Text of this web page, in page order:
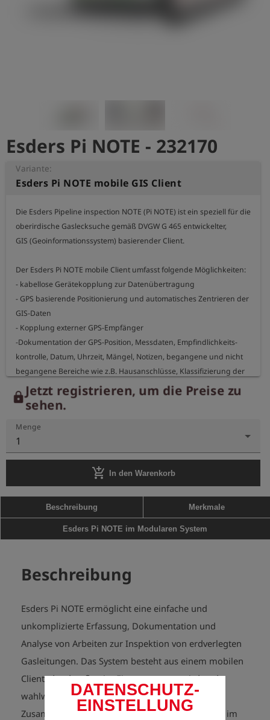
DATENSCHUTZ-
EINSTELLUNG
Esders Pi NOTE - 232170
Variante:
Esders Pi NOTE mobile GIS Client
Die Esders Pipeline inspection NOTE (Pi NOTE) ist ein speziell für die
oberirdische Gaslecksuche gemäß DVGW G 465 entwickelter,
GIS (Geoinformationssystem) basierender Client.
Der Esders Pi NOTE mobile Client umfasst folgende Möglichkeiten:
- kabellose Gerätekopplung zur Datenübertragung
- GPS basierende Positionierung und automatisches Zentrieren der
GIS-Daten
- Kopplung externer GPS-Empfänger
-Dokumentation der GPS-Position, Messdaten, Empfindlichkeits-
kontrolle, Datum, Uhrzeit, Mängel, Notizen, begangene und nicht
begangene Bereiche wie z.B. Hausanschlüsse, Klassifizierung der
Leckagen
- Erstellung und Dokumentation der Schadenskizzen
Die mobil optimierte Ansicht, mit beispielsweise vergrößerten Icons,
ermöglicht die komplette Dokumentation während der Begehung.
Bedingung für den Erwerb des Pi NOTE mobile GIS Client ist der
lockJetzt registrieren, um die Preise zu
sehen.
Menge
1
add_shopping_cart In den Warenkorb
Beschreibung Merkmale
Esders Pi NOTE im Modularen System
Beschreibung
Esders Pi NOTE ermöglicht eine einfache und
unkomplizierte Erfassung, Dokumentation und
Analyse von Arbeiten zur Inspektion von erdverlegten
Gasleitungen. Das System besteht aus einem mobilen
Client, der draußen im Einsatz genutzt wird und
wahlweise einem Analyse Client, der für die
Zusammenführung und Aufbereitung aller Daten im